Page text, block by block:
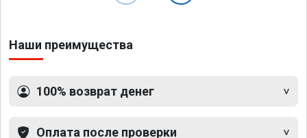
Наши преимущества
100% возврат денег
Оплата после проверки